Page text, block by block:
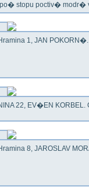
stopu poctiv�
1, JAN
22, EV�EN KORBEL.
8, JAROSLAV